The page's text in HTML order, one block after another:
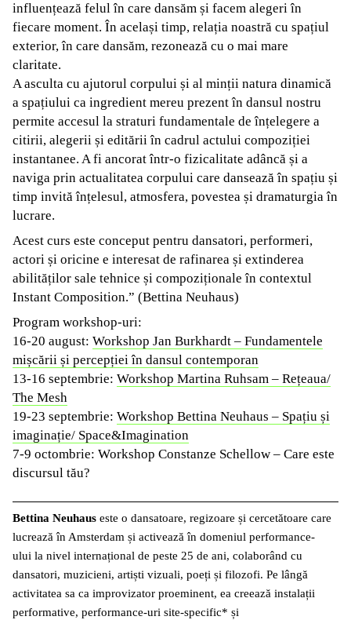
influențează felul în care dansăm și facem alegeri în
fiecare moment. În același timp, relația noastră cu spațiul
exterior, în care dansăm, rezonează cu o mai mare
claritate.
A asculta cu ajutorul corpului și al minții natura dinamică
a spațiului ca ingredient mereu prezent în dansul nostru
permite accesul la straturi fundamentale de înțelegere a
citirii, alegerii și editării în cadrul actului compoziției
instantanee. A fi ancorat într-o fizicalitate adâncă și a
naviga prin actualitatea corpului care dansează în spațiu și
timp invită înțelesul, atmosfera, povestea și dramaturgia în
lucrare.
Acest curs este conceput pentru dansatori, performeri,
actori și oricine e interesat de rafinarea și extinderea
abilităților sale tehnice și compoziționale în contextul
Instant Composition.” (Bettina Neuhaus)
Program workshop-uri:
16-20 august: Workshop Jan Burkhardt – Fundamentele
mișcării și percepției în dansul contemporan
13-16 septembrie: Workshop Martina Ruhsam – Rețeaua/
The Mesh
19-23 septembrie: Workshop Bettina Neuhaus – Spațiu și
imaginație/ Space&Imagination
7-9 octombrie: Workshop Constanze Schellow – Care este
discursul tău?
Bettina Neuhaus este o dansatoare, regizoare și cercetătoare care
lucrează în Amsterdam și activează în domeniul performance-
ului la nivel internațional de peste 25 de ani, colaborând cu
dansatori, muzicieni, artiști vizuali, poeți și filozofi. Pe lângă
activitatea sa ca improvizator proeminent, ea creează instalații
performative, performance-uri site-specific* și